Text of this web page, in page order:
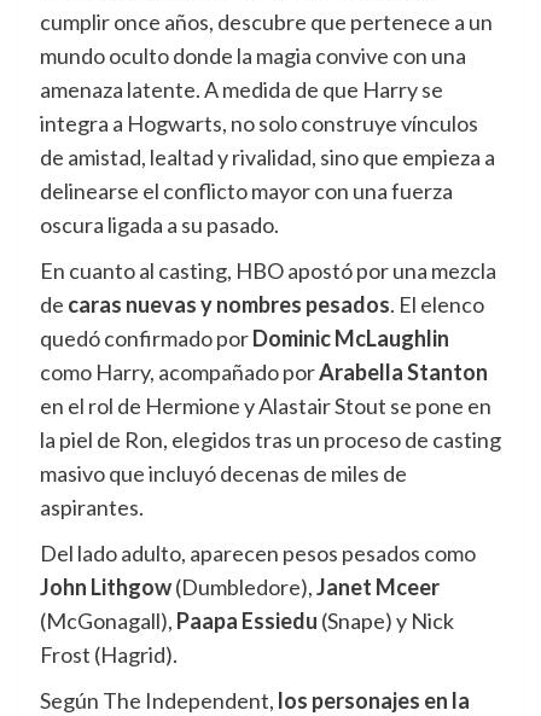
cumplir once años, descubre que pertenece a un
mundo oculto donde la magia convive con una
amenaza latente. A medida de que Harry se
integra a Hogwarts, no solo construye vínculos
de amistad, lealtad y rivalidad, sino que empieza a
delinearse el conflicto mayor con una fuerza
oscura ligada a su pasado.
En cuanto al casting, HBO apostó por una mezcla
de caras nuevas y nombres pesados. El elenco
quedó confirmado porDominic McLaughlin
como Harry, acompañado porArabella Stanton
en el rol de Hermione y Alastair Stout se pone en
la piel de Ron, elegidos tras un proceso de casting
masivo que incluyó decenas de miles de
aspirantes.
Del lado adulto, aparecen pesos pesados como
John Lithgow(Dumbledore),Janet Mceer
(McGonagall), Paapa Essiedu (Snape) y Nick
Frost (Hagrid).
Según The Independent, los personajes en la